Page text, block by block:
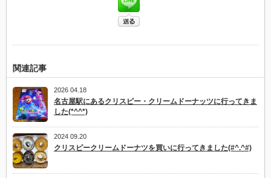
関連記事
2026 04.18
名古屋駅にあるクリスピー・クリームドーナッツに行ってきま
した(*^^*)
2024 09.20
クリスピークリームドーナツを買いに行ってきました(#^.^#)